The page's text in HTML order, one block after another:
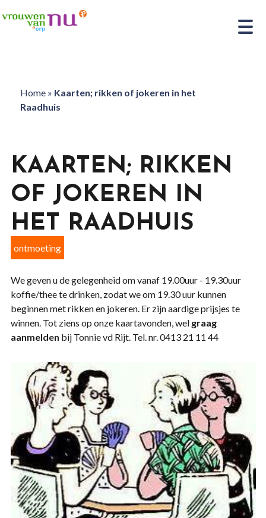
Home» Kaarten; rikken of jokeren in het
Raadhuis
KAARTEN; RIKKEN
OF JOKEREN IN
HET RAADHUIS
ontmoeting
We geven u de gelegenheid om vanaf 19.00uur - 19.30uur
koffie/thee te drinken, zodat we om 19.30 uur kunnen
beginnen met rikken en jokeren. Er zijn aardige prijsjes te
winnen. Tot ziens op onze kaartavonden, wel graag
aanmelden bij Tonnie vd Rijt. Tel. nr. 0413 21 11 44